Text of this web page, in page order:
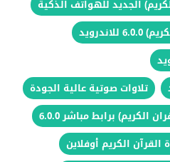
تلاوات صوتية عالية الجودة
القرآن الكريم أوفلاين